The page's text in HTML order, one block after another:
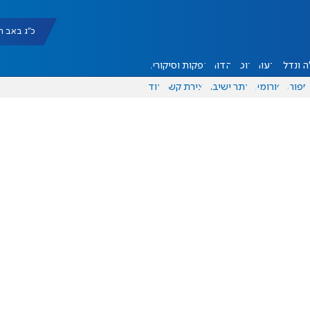
כ"ג באב תשפ"ו
ונדל"ן דעות אוכל יהדות הפקות וסיקורים
ספורט פורומים אתר ישיבה יצירת קשר עוד